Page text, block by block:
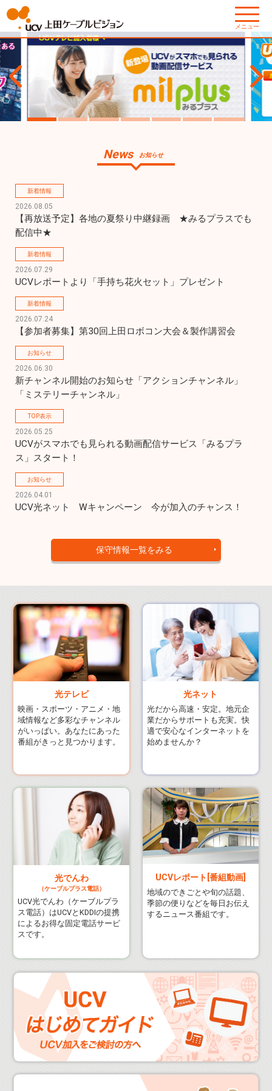
メニュー
News お知らせ
新着情報
2026.08.05
【再放送予定】各地の夏祭り中継録画　★みるプラスでも
配信中★
新着情報
2026.07.29
UCVレポートより「手持ち花火セット」プレゼント
新着情報
2026.07.24
【参加者募集】第30回上田ロボコン大会＆製作講習会
お知らせ
2026.06.30
新チャンネル開始のお知らせ「アクションチャンネル」
「ミステリーチャンネル」
TOP表示
2026.05.25
UCVがスマホでも見られる動画配信サービス「みるプラ
ス」スタート！
お知らせ
2026.04.01
UCV光ネット　Wキャンペーン　今が加入のチャンス！
保守情報一覧をみる
光テレビ
映画・スポーツ・アニメ・地
域情報など多彩なチャンネル
がいっぱい。あなたにあった
番組がきっと見つかります。
光ネット
光だから高速・安定。地元企
業だからサポートも充実。快
適で安心なインターネットを
始めませんか？
光でんわ
（ケーブルプラス電話）
UCV光でんわ（ケーブルプラ
ス電話）はUCVとKDDIの提携
によるお得な固定電話サービ
スです。
UCVレポート[番組動画]
地域のできごとや旬の話題、
季節の便りなどを毎日お伝え
するニュース番組です。